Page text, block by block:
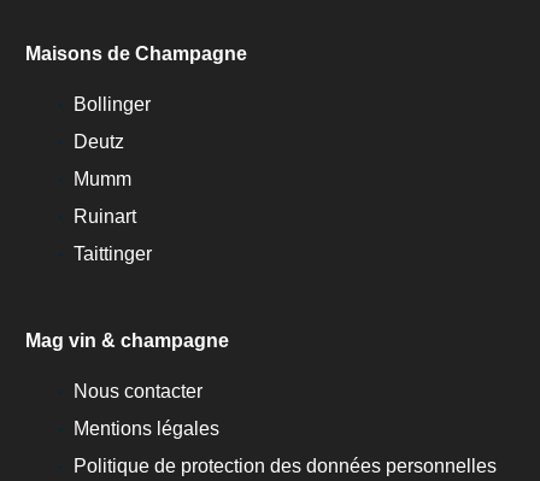
Maisons de Champagne
Bollinger
Deutz
Mumm
Ruinart
Taittinger
Mag vin & champagne
Nous contacter
Mentions légales
Politique de protection des données personnelles